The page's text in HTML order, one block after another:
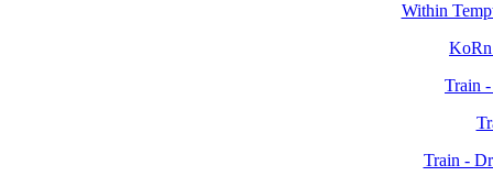
Within
Train
Train -